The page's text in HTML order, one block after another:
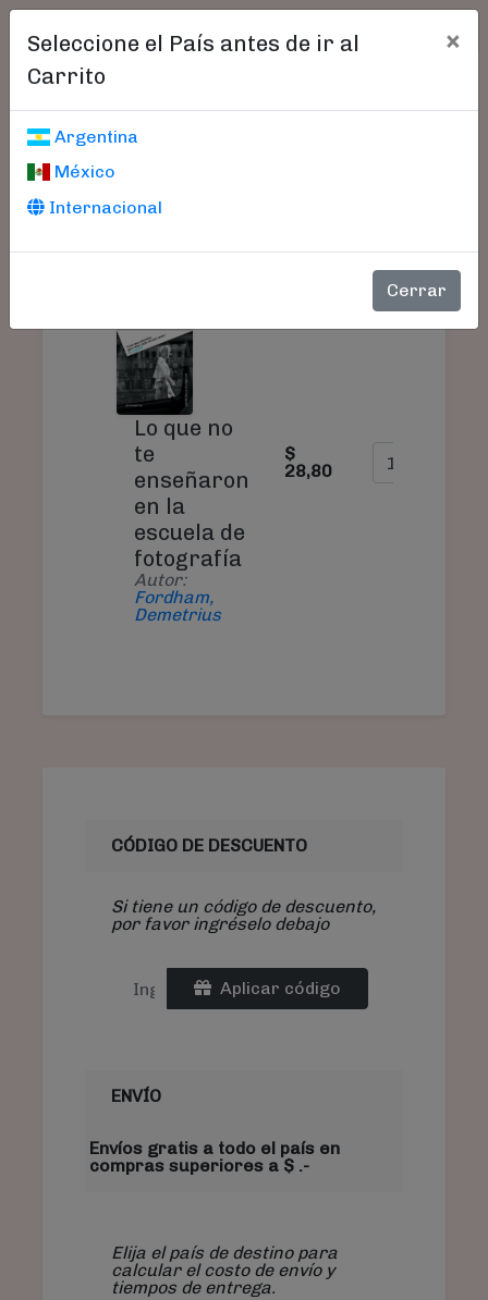
Seleccione el País antes de ir al
Carrito
×
Argentina
México
Internacional
Cerrar
Carrito De Compras
PRODUCTO PRECIO CANTIDAD
Lo que no
te
enseñaron
en la
escuela de
fotografía
Autor:
Fordham,
Demetrius
$
28,80
CÓDIGO DE DESCUENTO
Si tiene un código de descuento,
por favor ingréselo debajo
Aplicar código
ENVÍO
Envíos gratis a todo el país en
compras superiores a $ .-
Elija el país de destino para
calcular el costo de envío y
tiempos de entrega.